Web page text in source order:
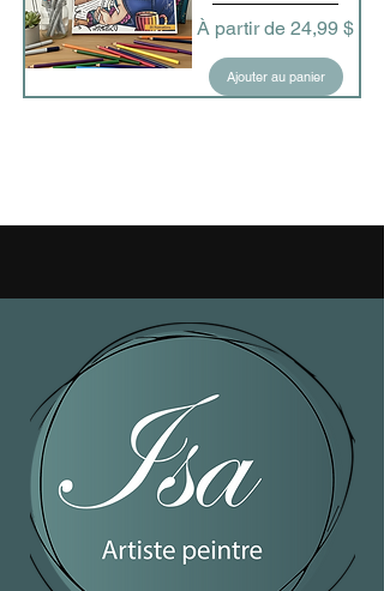
À partir de 24,99 $
Prix promotionnel
Ajouter au panier